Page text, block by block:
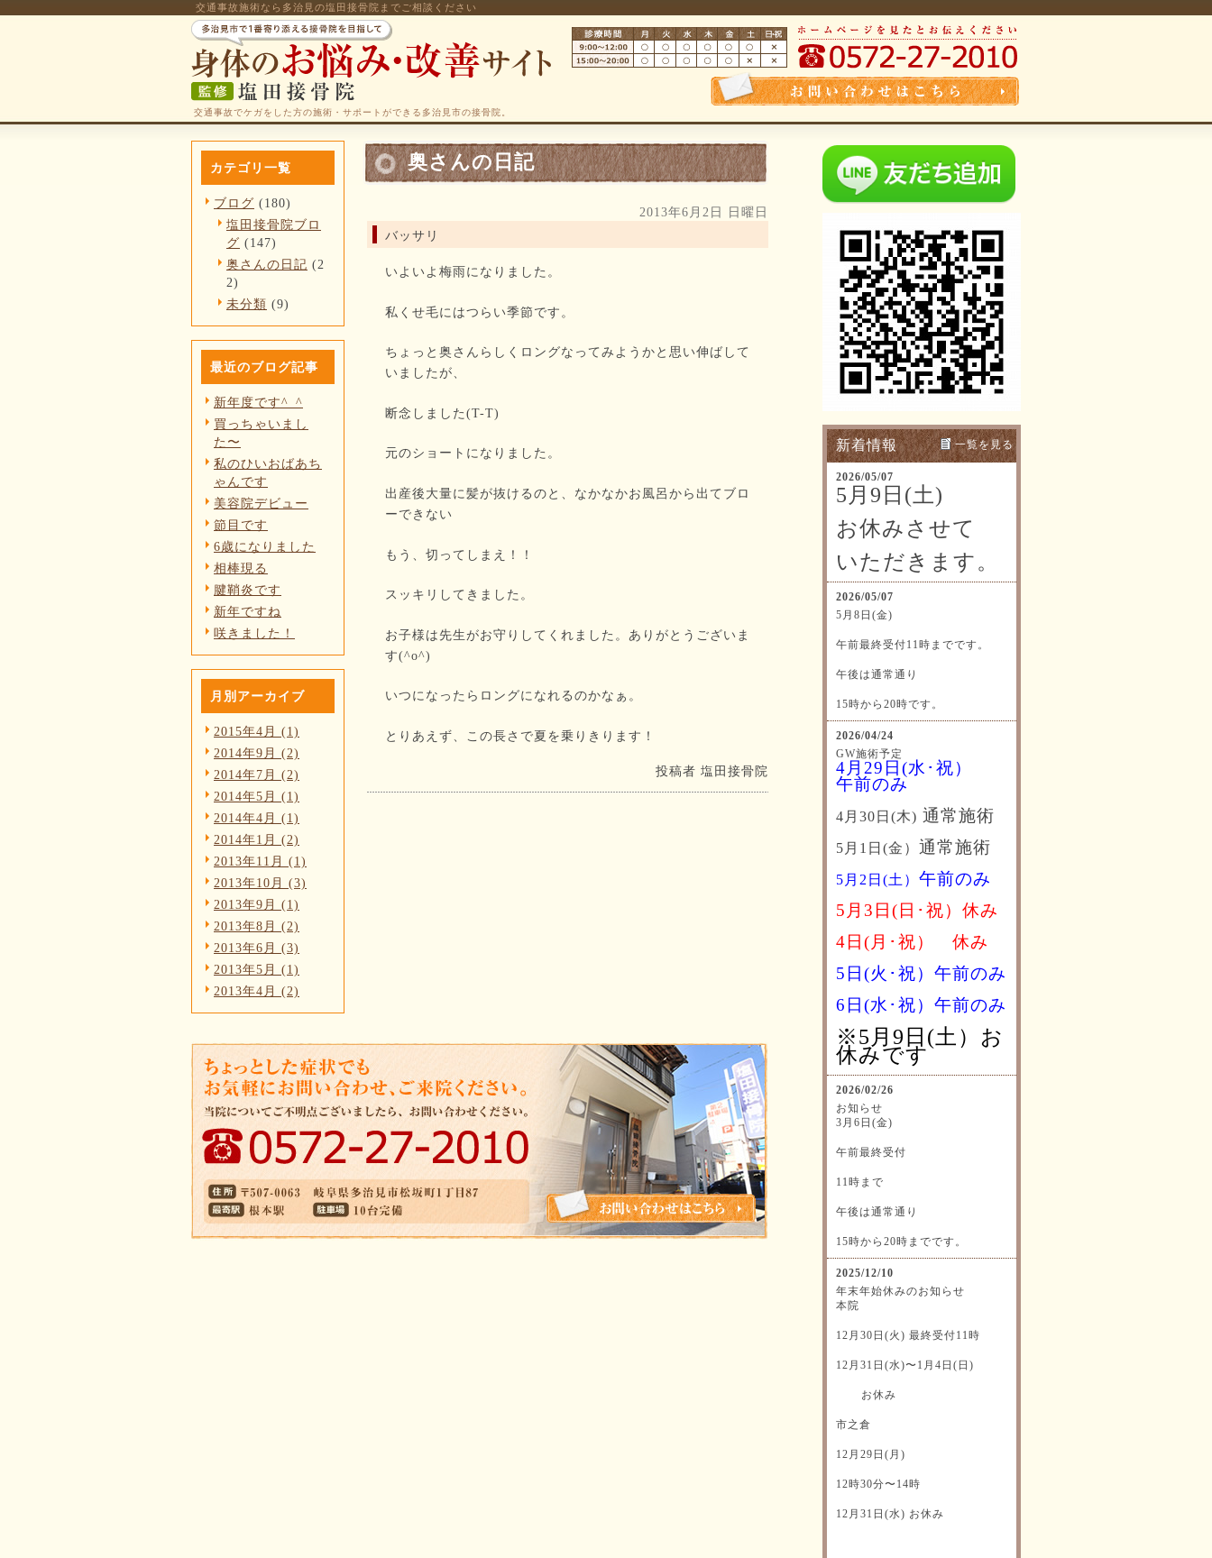
交通事故施術なら多治見の塩田接骨院までご相談ください
交通事故でケガをした方の施術・サポートができる多治見市の接骨院。
奥さんの日記
2013年6月2日 日曜日
バッサリ
いよいよ梅雨になりました。
私くせ毛にはつらい季節です。
ちょっと奥さんらしくロングなってみようかと思い伸ばして
いましたが、
断念しました(T-T)
元のショートになりました。
出産後大量に髪が抜けるのと、なかなかお風呂から出てブロ
ーできない
もう、切ってしまえ！！
スッキリしてきました。
お子様は先生がお守りしてくれました。ありがとうございま
す(^o^)
いつになったらロングになれるのかなぁ。
とりあえず、この長さで夏を乗りきります！
投稿者 塩田接骨院
カテゴリ一覧
ブログ (180)
塩田接骨院ブロ
グ (147)
奥さんの日記 (2
2)
未分類 (9)
最近のブログ記事
新年度です^_^
買っちゃいまし
た〜
私のひいおばあち
ゃんです
美容院デビュー
節目です
6歳になりました
相棒現る
腱鞘炎です
新年ですね
咲きました！
月別アーカイブ
2015年4月 (1)
2014年9月 (2)
2014年7月 (2)
2014年5月 (1)
2014年4月 (1)
2014年1月 (2)
2013年11月 (1)
2013年10月 (3)
2013年9月 (1)
2013年8月 (2)
2013年6月 (3)
2013年5月 (1)
2013年4月 (2)
新着情報 一覧を見る
2026/05/07
5月9日(土)
お休みさせて
いただきます。
2026/05/07
5月8日(金)
午前最終受付11時までです。
午後は通常通り
15時から20時です。
2026/04/24
GW施術予定
4月29日(水･祝）
午前のみ
4月30日(木) 通常施術
5月1日(金） 通常施術
5月2日(土） 午前のみ
5月3日(日･祝）休み
4日(月･祝） 休み
5日(火･祝）午前のみ
6日(水･祝） 午前のみ
※5月9日(土）お
休みです
2026/02/26
お知らせ
3月6日(金)
午前最終受付
11時まで
午後は通常通り
15時から20時までです。
2025/12/10
年末年始休みのお知らせ
本院
12月30日(火) 最終受付11時
12月31日(水)〜1月4日(日)
お休み
市之倉
12月29日(月)
12時30分〜14時
12月31日(水) お休み